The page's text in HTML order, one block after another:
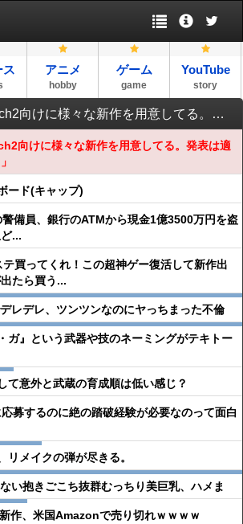
ス アニメ
hobby
ゲーム
game
YouTube
story
任天堂社長「Switch2向けに様々な新作を用意してる。発表は適切なタイミングで行う」
向けに様々な新作を用意してる。発表は適
ード(キャップ)
備員、銀行のATMから現金1億3500万円を盗
...
買ってくれ！この超神ゲー復活して新作出
たら買う...
レデレ、ツンツンなのにヤっちまった不倫
ガ』という武器や技のネーミングがテキトー
て意外と武蔵の育成順は低い感じ？
応募するのに絶の踏破経験が必要なのって面白
リメイクの弾が尽きる。
い抱きごこち抜群むっちり美巨乳、ハメま
作、米国Amazonで売り切れｗｗｗｗ